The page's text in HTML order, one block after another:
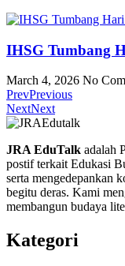
IHSG Tumbang
March 4, 2026 No
PrevPrevious
NextNext
JRA EduTalk adalah
postif terkait Edukasi
serta mengedepankan
begitu deras. Kami
membangun budaya
Kategori